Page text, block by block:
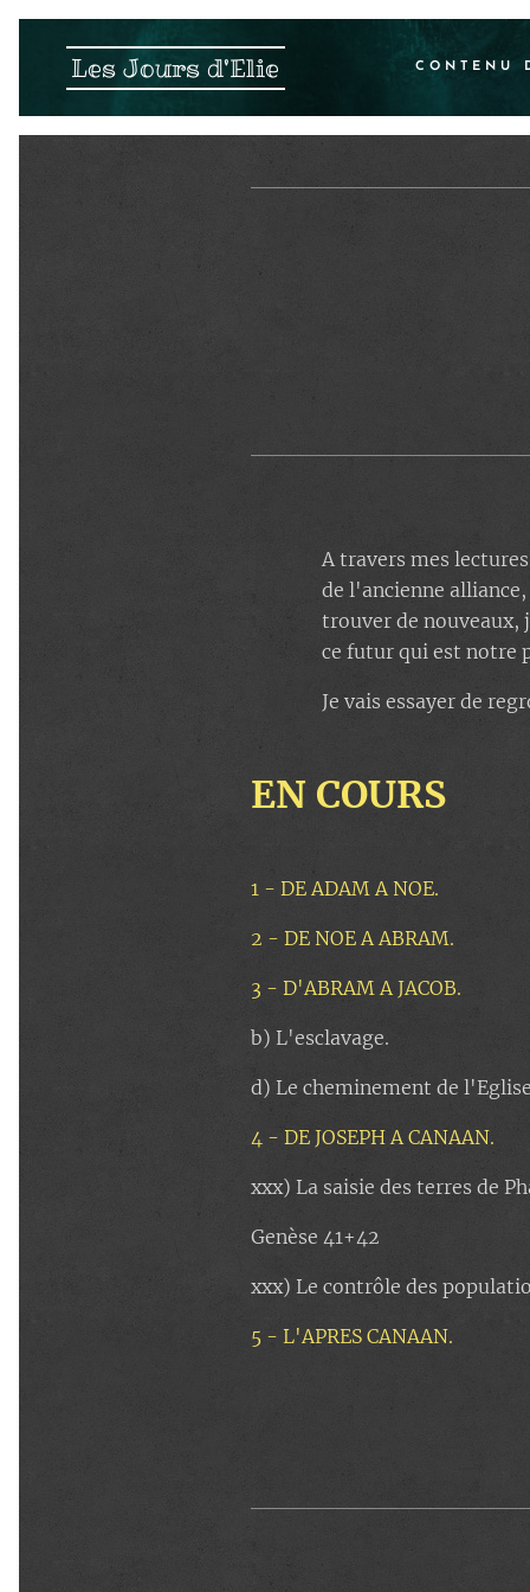
Les Jours d'Elie CONTENU
A travers mes
de l'ancienne
trouver de
ce futur qui est notre
Je vais essayer de
EN COURS
1 - DE ADAM A NOE.
2 - DE NOE A ABRAM.
3 - D'ABRAM A JACOB.
b) L'esclavage.
d) Le cheminement de
4 - DE JOSEPH A CANAAN.
xxx) La saisie des terres de
Genèse 41+42
xxx) Le contrôle des
5 - L'APRES CANAAN.